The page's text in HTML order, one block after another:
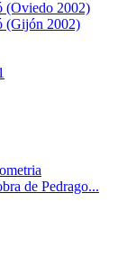
(Oviedo 2002)
(Gijón 2002)
de Pedrago...